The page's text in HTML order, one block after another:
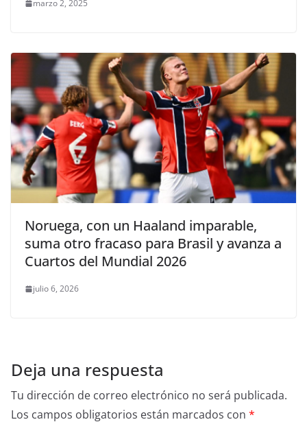
marzo 2, 2025
Noruega, con un Haaland imparable,
suma otro fracaso para Brasil y avanza a
Cuartos del Mundial 2026
julio 6, 2026
Deja una respuesta
Tu dirección de correo electrónico no será publicada.
Los campos obligatorios están marcados con *